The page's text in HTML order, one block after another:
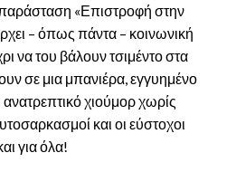
«Επιστροφή στην
– όπως πάντα – κοινωνική
να του βάλουν τσιμέντο στα
σε μια μπανιέρα, εγγυημένο
ανατρεπτικό χιούμορ χωρίς
και οι εύστοχοι
για όλα!